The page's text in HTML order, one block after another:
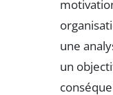
une
un